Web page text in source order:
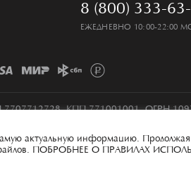
актуальную информацию. Продолжая
ПОБРОБНЕЕ О ПРАВИЛАХ
8 (800) 333-
ЕЖЕДНЕВНО 10:00-22:00
КПП 771001001, ОГРН
Карта сайта
MADE IN ITECH